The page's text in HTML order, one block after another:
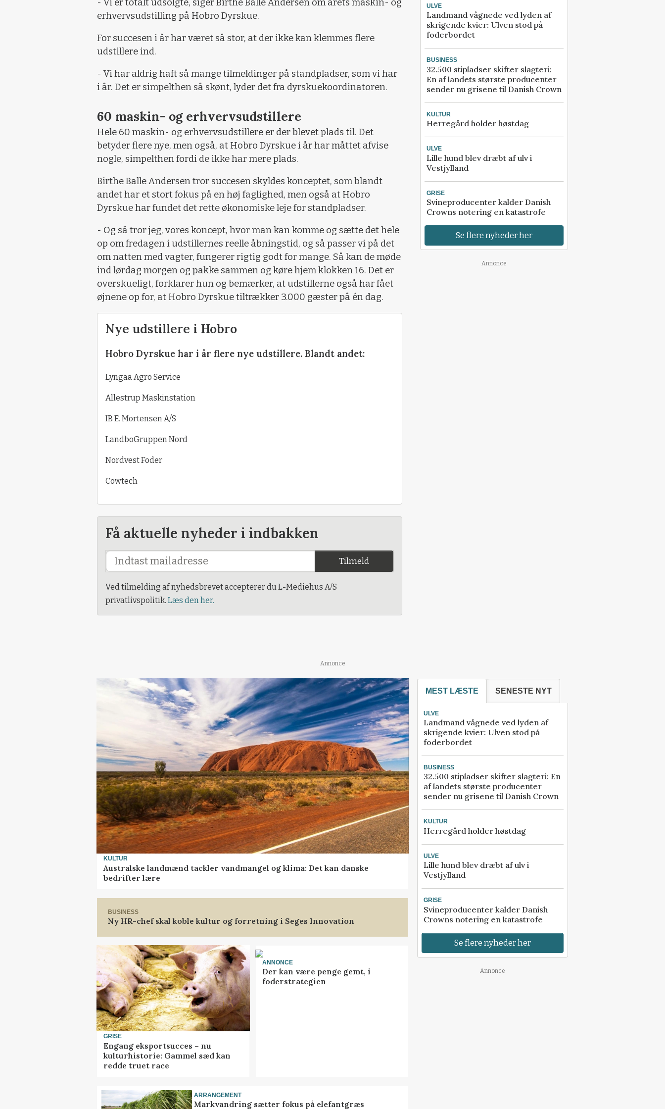
- Vi er totalt udsolgte, siger Birthe Balle Andersen om årets maskin- og
erhvervsudstilling på Hobro Dyrskue.
For succesen i år har været så stor, at der ikke kan klemmes flere
udstillere ind.
- Vi har aldrig haft så mange tilmeldinger på standpladser, som vi har
i år. Det er simpelthen så skønt, lyder det fra dyrskuekoordinatoren.
60 maskin- og erhvervsudstillere
Hele 60 maskin- og erhvervsudstillere er der blevet plads til. Det
betyder flere nye, men også, at Hobro Dyrskue i år har måttet afvise
nogle, simpelthen fordi de ikke har mere plads.
Birthe Balle Andersen tror succesen skyldes konceptet, som blandt
andet har et stort fokus på en høj faglighed, men også at Hobro
Dyrskue har fundet det rette økonomiske leje for standpladser.
- Og så tror jeg, vores koncept, hvor man kan komme og sætte det hele
op om fredagen i udstillernes reelle åbningstid, og så passer vi på det
om natten med vagter, fungerer rigtig godt for mange. Så kan de møde
ind lørdag morgen og pakke sammen og køre hjem klokken 16. Det er
overskueligt, forklarer hun og bemærker, at udstillerne også har fået
øjnene op for, at Hobro Dyrskue tiltrækker 3.000 gæster på én dag.
Nye udstillere i Hobro
Hobro Dyrskue har i år flere nye udstillere. Blandt andet:
Lyngaa Agro Service
Allestrup Maskinstation
IB E. Mortensen A/S
LandboGruppen Nord
Nordvest Foder
Cowtech
Få aktuelle nyheder i indbakken
Tilmeld
Ved tilmelding af nyhedsbrevet accepterer du L-Mediehus A/S
privatlivspolitik. Læs den her.
ULVE
Landmand vågnede ved lyden af
skrigende kvier: Ulven stod på
foderbordet
BUSINESS
32.500 stipladser skifter slagteri:
En af landets største producenter
sender nu grisene til Danish Crown
KULTUR
Herregård holder høstdag
ULVE
Lille hund blev dræbt af ulv i
Vestjylland
GRISE
Svineproducenter kalder Danish
Crowns notering en katastrofe
Se flere nyheder her
Annonce
Annonce
KULTUR
Australske landmænd tackler vandmangel og klima: Det kan danske
bedrifter lære
BUSINESS
Ny HR-chef skal koble kultur og forretning i Seges Innovation
GRISE
Engang eksportsucces – nu
kulturhistorie: Gammel sæd kan
redde truet race
ANNONCE
Der kan være penge gemt, i
foderstrategien
ARRANGEMENT
Markvandring sætter fokus på elefantgræs
MEST LÆSTE SENESTE NYT
ULVE
Landmand vågnede ved lyden af
skrigende kvier: Ulven stod på
foderbordet
BUSINESS
32.500 stipladser skifter slagteri: En
af landets største producenter
sender nu grisene til Danish Crown
KULTUR
Herregård holder høstdag
ULVE
Lille hund blev dræbt af ulv i
Vestjylland
GRISE
Svineproducenter kalder Danish
Crowns notering en katastrofe
Se flere nyheder her
Annonce